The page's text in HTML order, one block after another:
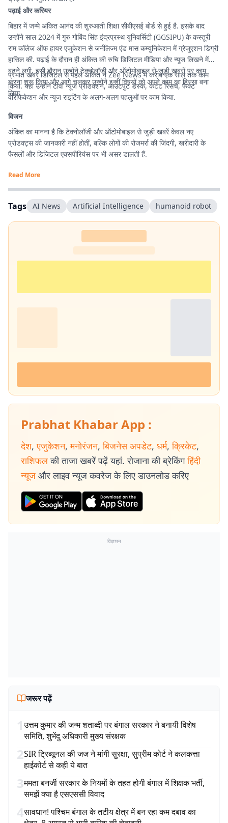
पढ़ाई और करियर
बिहार में जन्मे अंकित आनंद की शुरुआती शिक्षा सीबीएसई बोर्ड से हुई है. इसके बाद
उन्होंने साल 2024 में गुरु गोबिंद सिंह इंद्रप्रस्थ यूनिवर्सिटी (GGSIPU) के कस्तूरी
राम कॉलेज ऑफ हायर एजुकेशन से जर्नलिज्म एंड मास कम्युनिकेशन में ग्रेजुएशन डिग्री
हासिल की. पढ़ाई के दौरान ही अंकित की रुचि डिजिटल मीडिया और न्यूज लिखने में
बढ़ने लगी. इसी दौरान उन्होंने टेक्नोलॉजी और ऑटोमोबाइल से जुड़ी खबरों पर काम
करना शुरू किया और आगे चलकर उन्होंने इन्हीं विषयों को अपने काम का हिस्सा बना
लिया.
प्रभात खबर डिजिटल से पहले अंकित ने Zee News में करीब एक साल तक काम
किया. यहां उन्होंने टीवी न्यूज प्रोडक्शन, आउटपुट डेस्क, कंटेंट रिसर्च, फैक्ट
वेरिफिकेशन और न्यूज राइटिंग के अलग-अलग पहलुओं पर काम किया.
विजन
अंकित का मानना है कि टेक्नोलॉजी और ऑटोमोबाइल से जुड़ी खबरें केवल नए
प्रोडक्ट्स की जानकारी नहीं होतीं, बल्कि लोगों की रोजमर्रा की जिंदगी, खरीदारी के
फैसलों और डिजिटल एक्सपीरियंस पर भी असर डालती हैं.
Read More
Tags AI News Artificial Intelligence humanoid robot
Prabhat Khabar App :
देश, एजुकेशन, मनोरंजन, बिजनेस अपडेट, धर्म, क्रिकेट,
राशिफल की ताजा खबरें पढ़ें यहां. रोजाना की ब्रेकिंग हिंदी
न्यूज और लाइव न्यूज कवरेज के लिए डाउनलोड करिए
विज्ञापन
जरूर पढ़ें
1उत्तम कुमार की जन्म शताब्दी पर बंगाल सरकार ने बनायी विशेष
समिति, शुभेंदु अधिकारी मुख्य संरक्षक
2SIR ट्रिब्यूनल की जज ने मांगी सुरक्षा, सुप्रीम कोर्ट ने कलकत्ता
हाईकोर्ट से कही ये बात
3ममता बनर्जी सरकार के नियमों के तहत होगी बंगाल में शिक्षक भर्ती,
समझें क्या है एसएससी विवाद
4सावधान! पश्चिम बंगाल के तटीय क्षेत्र में बन रहा कम दबाव का